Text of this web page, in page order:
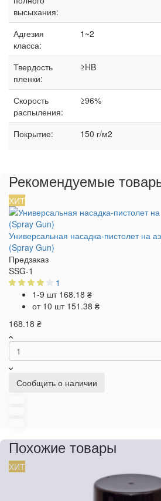
высыхания:
Адгезия
класса:
1~2
Твердость
пленки:
≥HB
Скорость
распыления:
≥96%
Покрытие: 150 г/м2
Рекомендуемые
ХИТ
Универсальная насадка-пистолет на
(Spray Gun)
Предзаказ
SSG-1
1
1-9 шт 168.18 ₴
от 10 шт 151.38 ₴
168.18 ₴
Сообщить о наличии
Похожие товары
ХИТ